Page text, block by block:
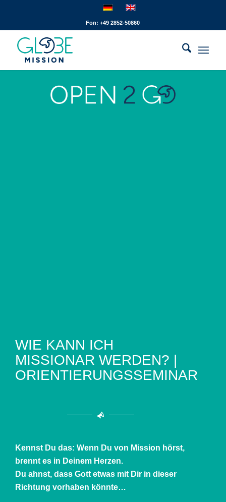
Fon: +49 2852-50860
WIE KANN ICH
MISSIONAR WERDEN? |
ORIENTIERUNGSSEMINAR
Kennst Du das: Wenn Du von Mission hörst,
brennt es in Deinem Herzen.
Du ahnst, dass Gott etwas mit Dir in dieser
Richtung vorhaben könnte…